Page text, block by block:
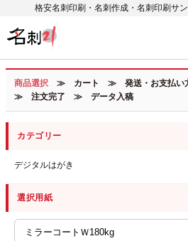
格安名刺印刷・名刺作成・名刺印刷サ
商品選択 ≫ カート ≫ 発送・お支払い
≫ 注文完了 ≫ データ入稿
カテゴリー
デジタルはがき
選択用紙